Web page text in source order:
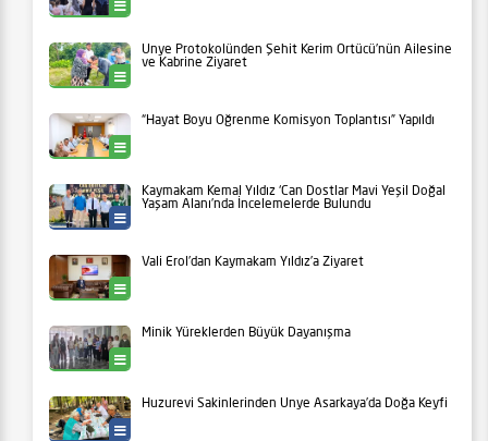
Ünye Protokolünden Şehit Kerim Örtücü’nün Ailesine
ve Kabrine Ziyaret
“Hayat Boyu Öğrenme Komisyon Toplantısı” Yapıldı
Kaymakam Kemal Yıldız ‘Can Dostlar Mavi Yeşil Doğal
Yaşam Alanı’nda İncelemelerde Bulundu
Vali Erol’dan Kaymakam Yıldız’a Ziyaret
Minik Yüreklerden Büyük Dayanışma
Huzurevi Sakinlerinden Ünye Asarkaya’da Doğa Keyfi